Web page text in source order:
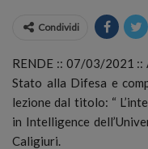
Condividi
RENDE :: 07/03/2021
Stato alla Difesa e
lezione dal titolo: “
in Intelligence
Caligiuri.